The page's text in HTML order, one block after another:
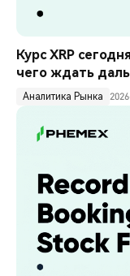
Курс XRP
чего ждать
Аналитика Рынка